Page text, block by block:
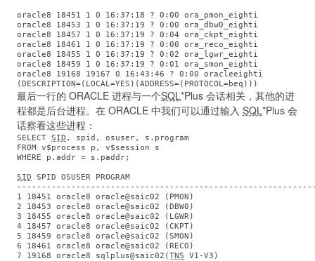
oracle8 18451 1 0 16:37:18 ? 0:00 ora_pmon_eighti
oracle8 18453 1 0 16:37:19 ? 0:00 ora_dbw0_eighti
oracle8 18457 1 0 16:37:19 ? 0:04 ora_ckpt_eighti
oracle8 18461 1 0 16:37:19 ? 0:00 ora_reco_eighti
oracle8 18455 1 0 16:37:19 ? 0:02 ora_lgwr_eighti
oracle8 18459 1 0 16:37:19 ? 0:01 ora_smon_eighti
oracle8 19168 19167 0 16:43:46 ? 0:00 oracleeighti
最后一行的 ORACLE 进程与一个SQL*Plus 会话相关，其他的进
程都是后台进程。在 ORACLE 中我们可以通过输入 SQL*Plus 会
话察看这些进程：
SELECT SID , spid, osuser, s.program
FROM v$process p, v$session s
WHERE p.addr = s.paddr;
SID SPID OSUSER PROGRAM
1 18451 oracle8 oracle@saic02 (PMON)
2 18453 oracle8 oracle@saic02 (DBW0)
3 18455 oracle8 oracle@saic02 (LGWR)
4 18457 oracle8 oracle@saic02 (CKPT)
5 18459 oracle8 oracle@saic02 (SMON)
6 18461 oracle8 oracle@saic02 (RECO)
7 19168 oracle8 sqlplus@saic02(TNS V1-V3)